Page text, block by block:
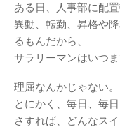
ある日、人事部に配
異動、転勤、昇格や
るもんだから、
サラリーマンはいつ
理屈なんかじゃない。
とにかく、毎日、毎
さすれば、どんなス